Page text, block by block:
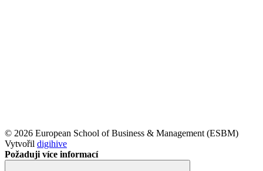
© 2026 European School of Business & Management (ESBM)
Vytvořil digihive
Požaduji více informací